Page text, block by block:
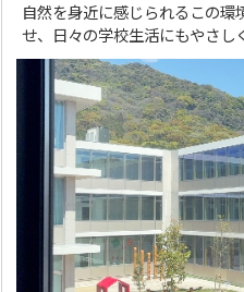
自然を身近に感じられるこの
せ、日々の学校生活にもやさし